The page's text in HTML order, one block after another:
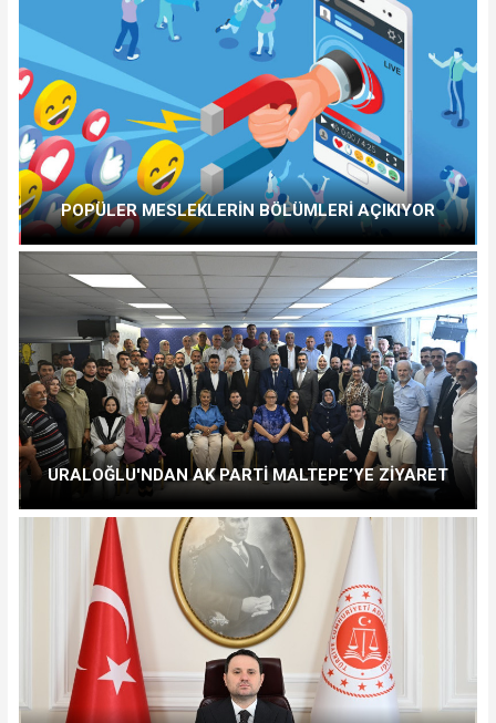
POPÜLER MESLEKLERİN BÖLÜMLERİ AÇIKIYOR
URALOĞLU'NDAN AK PARTİ MALTEPE’YE ZİYARET